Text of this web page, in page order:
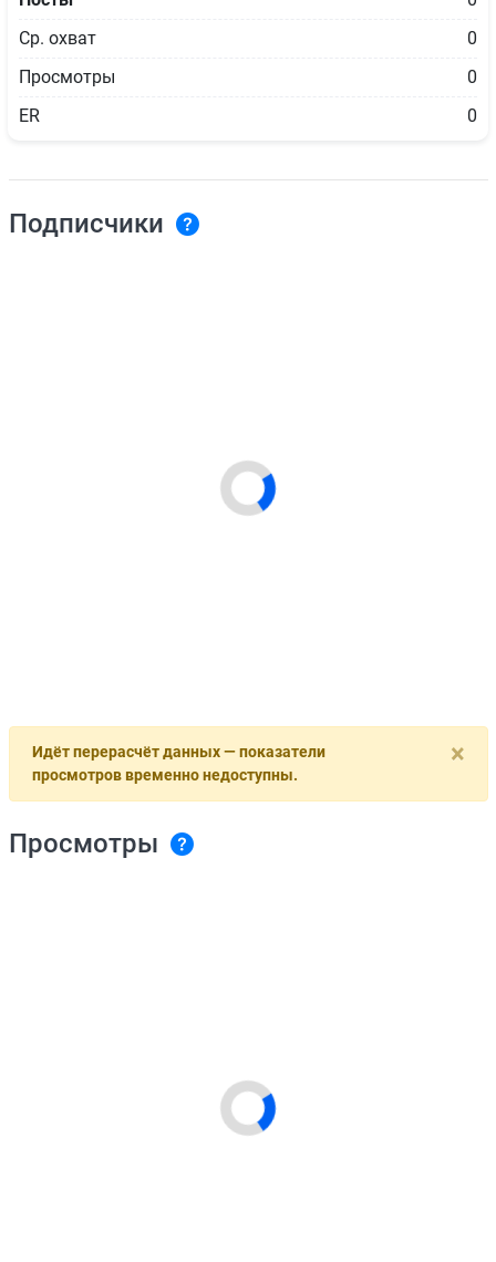
Ср. охват
0
Просмотры
0
ER
0
Подписчики
×
Идёт перерасчёт данных — показатели
просмотров временно недоступны.
Просмотры